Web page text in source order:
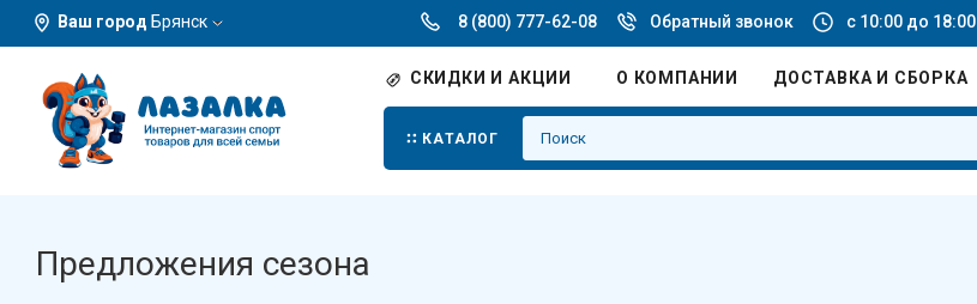
Ваш город Брянск 8 (800) 777-62-08 Обратный звонок с 10:00 до 18:00
СКИДКИ И АКЦИИ О КОМПАНИИ ДОСТАВКА И СБОРКА
КАТАЛОГ
Предложения сезона